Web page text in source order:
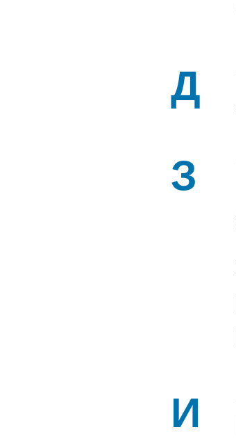
Д
З
И